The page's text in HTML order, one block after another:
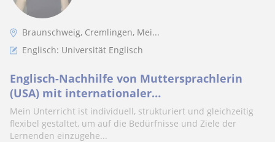
Braunschweig, Cremlingen, Mei...
Englisch: Universität Englisch
Englisch-Nachhilfe von Muttersprachlerin
(USA) mit internationaler
Unterrichterfahrungen
Mein Unterricht ist individuell, strukturiert und gleichzeitig
flexibel gestaltet, um auf die Bedürfnisse und Ziele der
Lernenden einzugehe...